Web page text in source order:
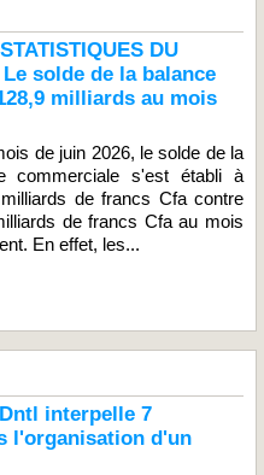
DU
Le solde de la balance
milliards au mois
de juin 2026, le solde de la
commerciale s'est établi à
de francs Cfa contre
de francs Cfa au mois
En effet, les...
interpelle 7
l'organisation d'un